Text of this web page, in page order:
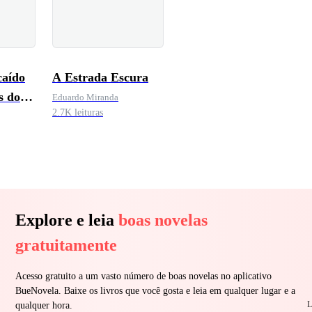
do
A Estrada Escura
Eduardo Miranda
2.7K leituras
Explore e leia boas novelas
gratuitamente
Acesso gratuito a um vasto número de boas novelas no aplicativo
BueNovela. Baixe os livros que você gosta e leia em qualquer lugar e a
qualquer hora.